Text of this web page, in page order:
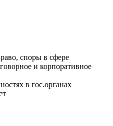
споры в сфере
и корпоративное
в гос.органах